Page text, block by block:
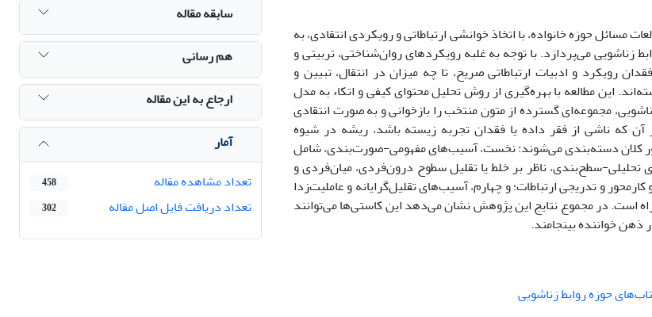
حوزه خانواده، با اتخاذ خوانشی ارتباطاتی و رویکردی انتقادی، به
می‌پردازد. با توجه به غلبه رویکردهای روان‌شناختی، تربیتی و
رویکرد و ادبیات ارتباطاتی صریح، تا چه میزان در انتقال، تبیین و
این مطالعه با بهره‌گیری از روش تحلیل محتوای کیفی و اتکاء به مدل
مجموعه‌ای گسترده از متون منتخب را بازخوانی و به ‌صورت انتقادی
که ناشی از فقر داده یا فقدان تجربه زیسته باشد، ریشه در شیوه
کلان دسته‌بندی می‌شوند: نخست، آسیب‌های مفهومی-صورت‌بندی، شامل
تحلیلی-سطح‌بندی، ناظر بر خلط یا تقلیل سطوح درون‌فردی، میان‌فردی و
و تدریجی ارتباطات؛ و چهارم، آسیب‌های تقلیل‌گرایانه و عاملیت‌زدا
است. در مجموع نتایج این پژوهش نشان می‌دهد این کاستی‌ها می‌توانند
ذهن خواننده بینجامند.
حوزه روابط زناشویی
سابقه مقاله
هم رسانی
ارجاع به این مقاله
آمار
تعداد مشاهده مقاله
458
تعداد دریافت فایل اصل مقاله 302